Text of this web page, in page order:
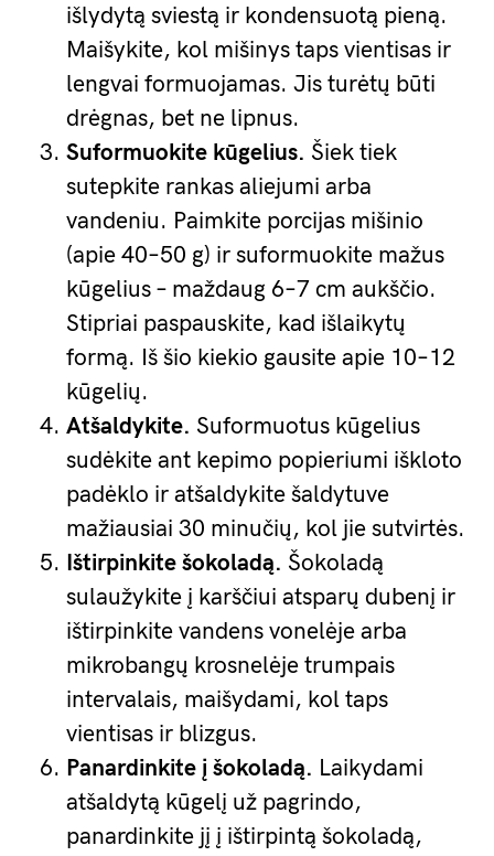
išlydytą sviestą ir kondensuotą pieną.
Maišykite, kol mišinys taps vientisas ir
lengvai formuojamas. Jis turėtų būti
drėgnas, bet ne lipnus.
Suformuokite kūgelius. Šiek tiek
sutepkite rankas aliejumi arba
vandeniu. Paimkite porcijas mišinio
(apie 40–50 g) ir suformuokite mažus
kūgelius – maždaug 6–7 cm aukščio.
Stipriai paspauskite, kad išlaikytų
formą. Iš šio kiekio gausite apie 10–12
kūgelių.
Atšaldykite. Suformuotus kūgelius
sudėkite ant kepimo popieriumi iškloto
padėklo ir atšaldykite šaldytuve
mažiausiai 30 minučių, kol jie sutvirtės.
Ištirpinkite šokoladą. Šokoladą
sulaužykite į karščiui atsparų dubenį ir
ištirpinkite vandens vonelėje arba
mikrobangų krosnelėje trumpais
intervalais, maišydami, kol taps
vientisas ir blizgus.
Panardinkite į šokoladą. Laikydami
atšaldytą kūgelį už pagrindo,
panardinkite jį į ištirpintą šokoladą,